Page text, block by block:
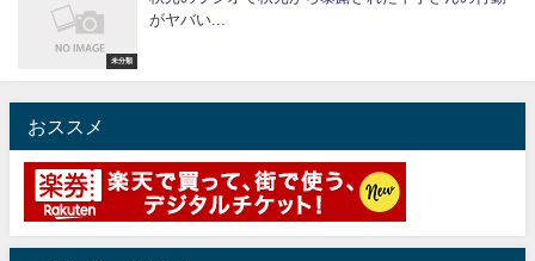
未分類
がヤバい...
おススメ